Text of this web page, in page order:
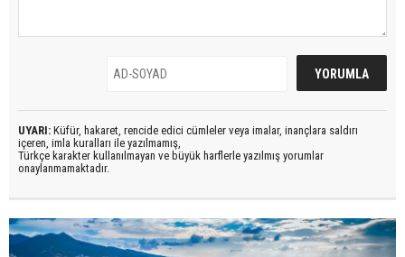
UYARI: Küfür, hakaret, rencide edici cümleler veya imalar, inançlara saldırı
içeren, imla kuralları ile yazılmamış,
Türkçe karakter kullanılmayan ve büyük harflerle yazılmış yorumlar
onaylanmamaktadır.